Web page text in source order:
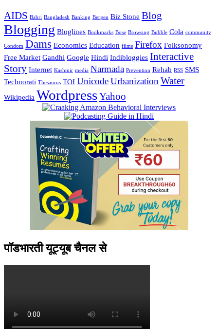
AIDS Babri Bangladesh Banking Bergen Biz Stone Blog
Blogging Bloglines Bookmarks Bose Browsing Bubble Cola community
Condom Dams Economics Education films Firefox Folksonomy
Free Market Gandhi Google Hindi Indibloggies Interactive
Story Internet Kashmir media Narmada Prevention Rehab RSS SMS
Technorati Thesaurus TOI UnicodeUrbanization Water
Wikipedia WordpressYahoo
पॉडभारती यूट्यूब चैनल से